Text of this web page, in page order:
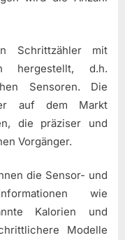
Schrittzähler mit
hergestellt, d.h.
Sensoren. Die
auf dem Markt
die präziser und
Vorgänger.
die Sensor- und
wie
Kalorien und
Modelle